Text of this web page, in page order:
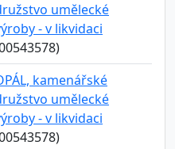
umělecké
- v likvidaci
kamenářské
umělecké
- v likvidaci